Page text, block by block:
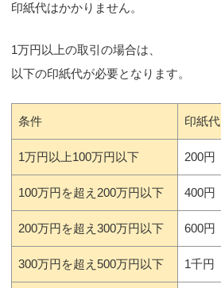
印紙代はかかりません。
1万円以上の取引の場合は、
以下の印紙代が必要となります。
条件 印紙代
1万円以上100万円以下 200円
100万円を超え200万円以下 400円
200万円を超え300万円以下 600円
300万円を超え500万円以下 1千円